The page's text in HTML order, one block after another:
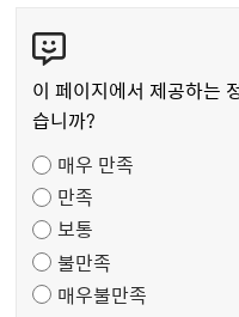
텐
츠
만
도
조
사
이 페이지에서 제공하는
습니까?
매우 만족
만족
보통
불만족
매우불만족